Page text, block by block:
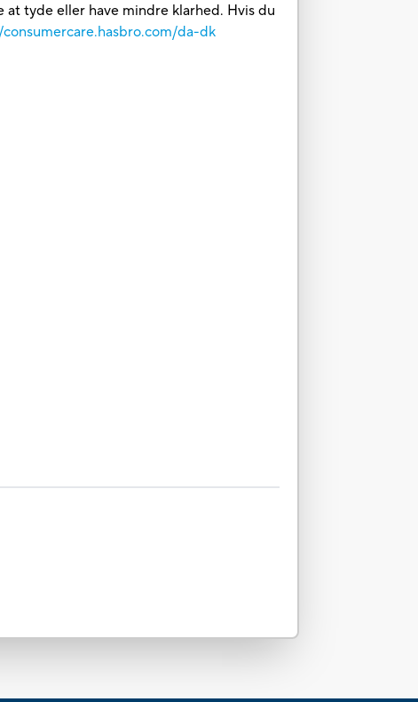
tyde eller have mindre klarhed. Hvis du
da-dk